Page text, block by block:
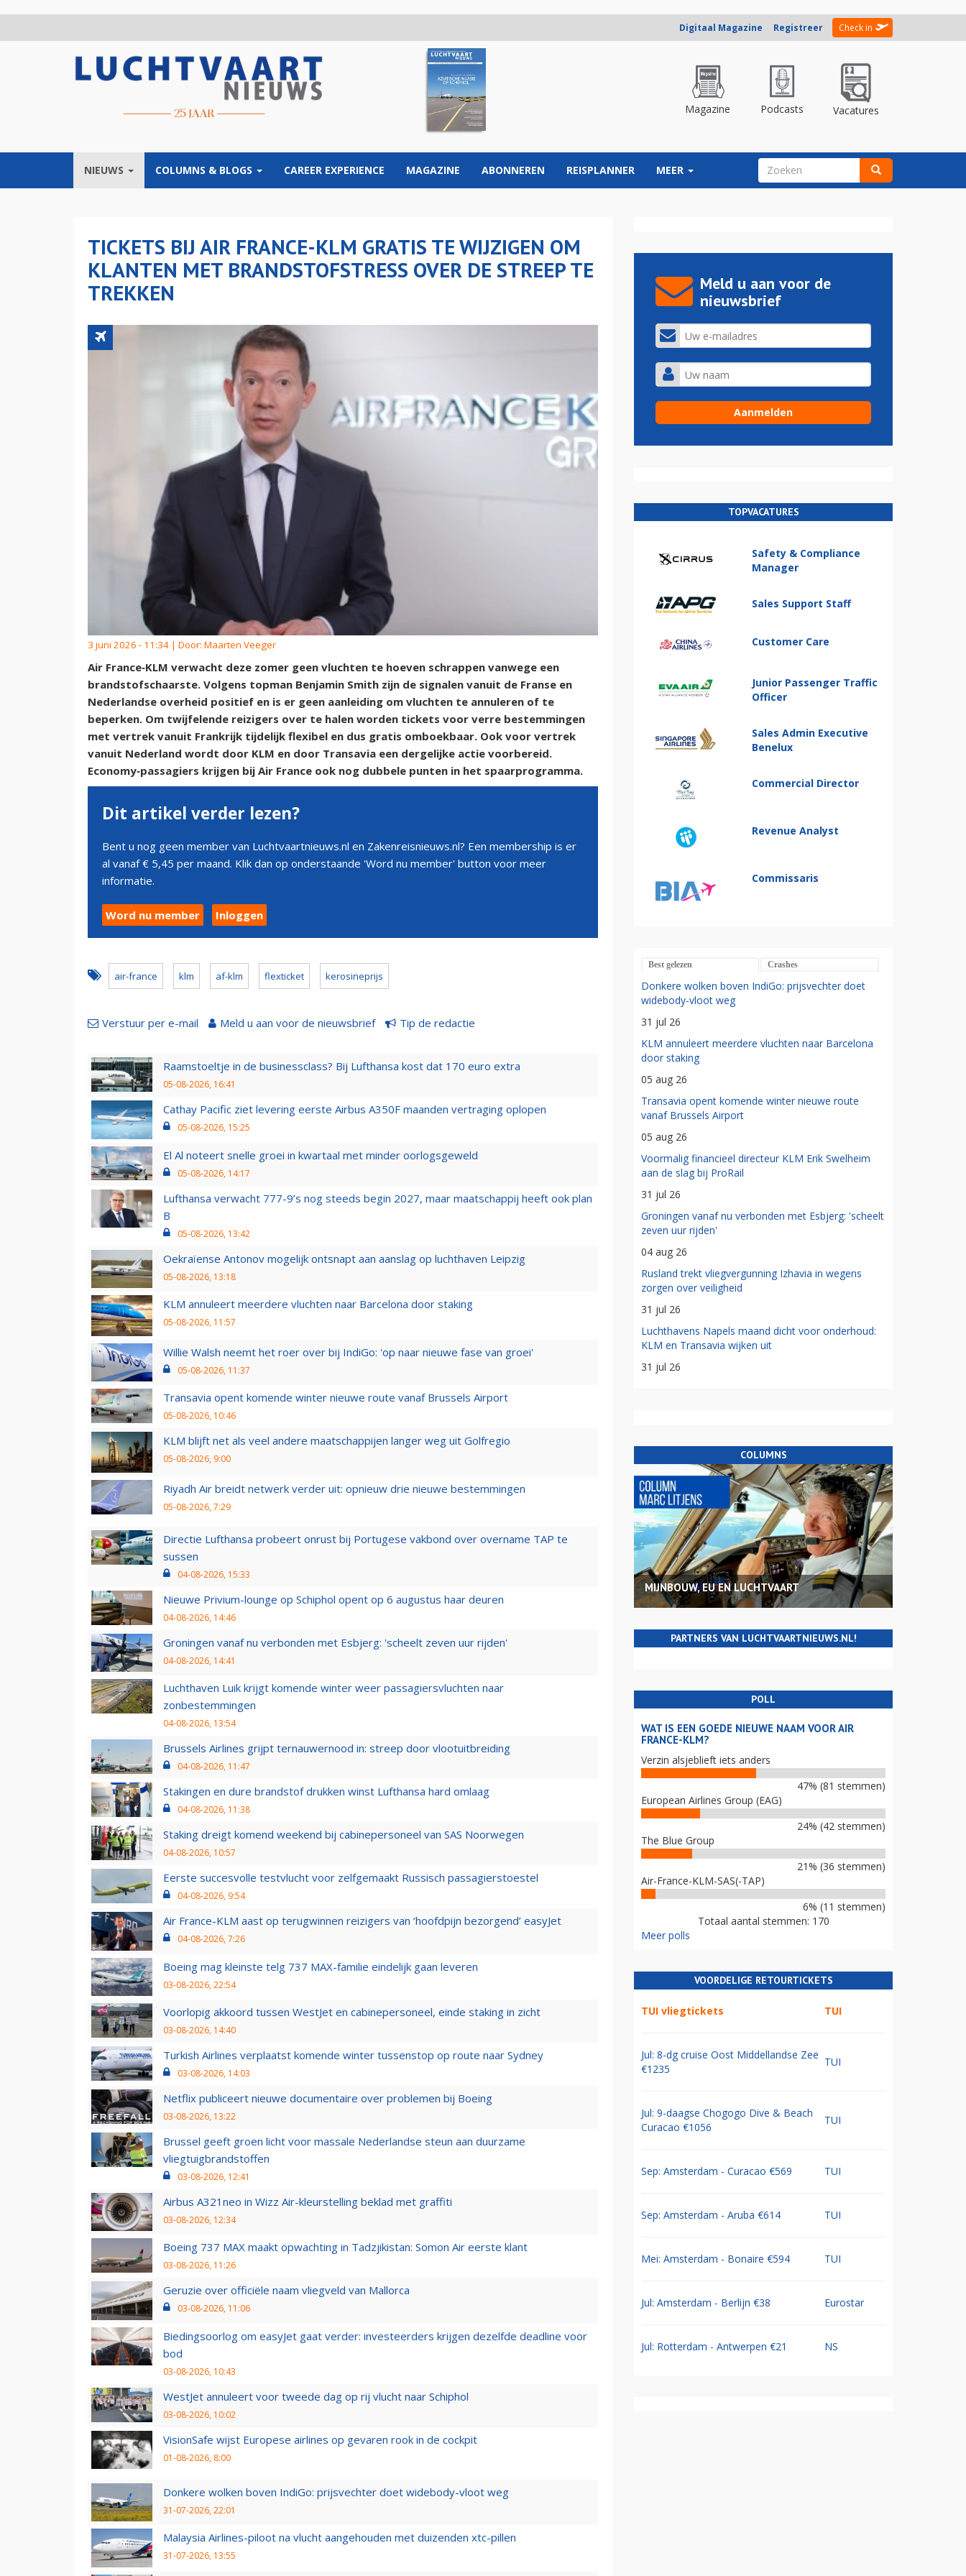
Digitaal Magazine Registreer Check in
Magazine Podcasts Vacatures
NIEUWS COLUMNS & BLOGS CAREER EXPERIENCE MAGAZINE ABONNEREN REISPLANNER MEER ZOEKVELD
TICKETS BIJ AIR FRANCE-KLM GRATIS TE WIJZIGEN OM
KLANTEN MET BRANDSTOFSTRESS OVER DE STREEP TE
TREKKEN
3 juni 2026 - 11:34 | Door: Maarten Veeger
Air France‑KLM verwacht deze zomer geen vluchten te hoeven schrappen vanwege een
brandstofschaarste. Volgens topman Benjamin Smith zijn de signalen vanuit de Franse en
Nederlandse overheid positief en is er geen aanleiding om vluchten te annuleren of te
beperken. Om twijfelende reizigers over te halen worden tickets voor verre bestemmingen
met vertrek vanuit Frankrijk tijdelijk flexibel en dus gratis omboekbaar. Ook voor vertrek
vanuit Nederland wordt door KLM en door Transavia een dergelijke actie voorbereid.
Economy‑passagiers krijgen bij Air France ook nog dubbele punten in het spaarprogramma.
Dit artikel verder lezen?
Bent u nog geen member van Luchtvaartnieuws.nl en Zakenreisnieuws.nl? Een membership is er
al vanaf € 5,45 per maand. Klik dan op onderstaande 'Word nu member' button voor meer
informatie.
Word nu member Inloggen
air-france klm af-klm flexticket kerosineprijs
Verstuur per e-mail Meld u aan voor de nieuwsbrief Tip de redactie
Raamstoeltje in de businessclass? Bij Lufthansa kost dat 170 euro extra
05-08-2026, 16:41
Cathay Pacific ziet levering eerste Airbus A350F maanden vertraging oplopen
05-08-2026, 15:25
El Al noteert snelle groei in kwartaal met minder oorlogsgeweld
05-08-2026, 14:17
Lufthansa verwacht 777-9’s nog steeds begin 2027, maar maatschappij heeft ook plan
B
05-08-2026, 13:42
Oekraïense Antonov mogelijk ontsnapt aan aanslag op luchthaven Leipzig
05-08-2026, 13:18
KLM annuleert meerdere vluchten naar Barcelona door staking
05-08-2026, 11:57
Willie Walsh neemt het roer over bij IndiGo: 'op naar nieuwe fase van groei'
05-08-2026, 11:37
Transavia opent komende winter nieuwe route vanaf Brussels Airport
05-08-2026, 10:46
KLM blijft net als veel andere maatschappijen langer weg uit Golfregio
05-08-2026, 9:00
Riyadh Air breidt netwerk verder uit: opnieuw drie nieuwe bestemmingen
05-08-2026, 7:29
Directie Lufthansa probeert onrust bij Portugese vakbond over overname TAP te
sussen
04-08-2026, 15:33
Nieuwe Privium-lounge op Schiphol opent op 6 augustus haar deuren
04-08-2026, 14:46
Groningen vanaf nu verbonden met Esbjerg: 'scheelt zeven uur rijden'
04-08-2026, 14:41
Luchthaven Luik krijgt komende winter weer passagiersvluchten naar
zonbestemmingen
04-08-2026, 13:54
Brussels Airlines grijpt ternauwernood in: streep door vlootuitbreiding
04-08-2026, 11:47
Stakingen en dure brandstof drukken winst Lufthansa hard omlaag
04-08-2026, 11:38
Staking dreigt komend weekend bij cabinepersoneel van SAS Noorwegen
04-08-2026, 10:57
Eerste succesvolle testvlucht voor zelfgemaakt Russisch passagierstoestel
04-08-2026, 9:54
Air France-KLM aast op terugwinnen reizigers van ‘hoofdpijn bezorgend’ easyJet
04-08-2026, 7:26
Boeing mag kleinste telg 737 MAX-familie eindelijk gaan leveren
03-08-2026, 22:54
Voorlopig akkoord tussen WestJet en cabinepersoneel, einde staking in zicht
03-08-2026, 14:40
Turkish Airlines verplaatst komende winter tussenstop op route naar Sydney
03-08-2026, 14:03
Netflix publiceert nieuwe documentaire over problemen bij Boeing
03-08-2026, 13:22
Brussel geeft groen licht voor massale Nederlandse steun aan duurzame
vliegtuigbrandstoffen
03-08-2026, 12:41
Airbus A321neo in Wizz Air-kleurstelling beklad met graffiti
03-08-2026, 12:34
Boeing 737 MAX maakt opwachting in Tadzjikistan: Somon Air eerste klant
03-08-2026, 11:26
Geruzie over officiële naam vliegveld van Mallorca
03-08-2026, 11:06
Biedingsoorlog om easyJet gaat verder: investeerders krijgen dezelfde deadline voor
bod
03-08-2026, 10:43
WestJet annuleert voor tweede dag op rij vlucht naar Schiphol
03-08-2026, 10:02
VisionSafe wijst Europese airlines op gevaren rook in de cockpit
01-08-2026, 8:00
Donkere wolken boven IndiGo: prijsvechter doet widebody-vloot weg
31-07-2026, 22:01
Malaysia Airlines-piloot na vlucht aangehouden met duizenden xtc-pillen
31-07-2026, 13:55
Meld u aan voor de
nieuwsbrief
TOPVACATURES
Safety & Compliance
Manager
Sales Support Staff
Customer Care
Junior Passenger Traffic
Officer
Sales Admin Executive
Benelux
Commercial Director
Revenue Analyst
Commissaris
Best gelezen Crashes
Donkere wolken boven IndiGo: prijsvechter doet
widebody-vloot weg
31 jul 26
KLM annuleert meerdere vluchten naar Barcelona
door staking
05 aug 26
Transavia opent komende winter nieuwe route
vanaf Brussels Airport
05 aug 26
Voormalig financieel directeur KLM Erik Swelheim
aan de slag bij ProRail
31 jul 26
Groningen vanaf nu verbonden met Esbjerg: 'scheelt
zeven uur rijden'
04 aug 26
Rusland trekt vliegvergunning Izhavia in wegens
zorgen over veiligheid
31 jul 26
Luchthavens Napels maand dicht voor onderhoud:
KLM en Transavia wijken uit
31 jul 26
COLUMNS
MIJNBOUW, EU EN LUCHTVAART
PARTNERS VAN LUCHTVAARTNIEUWS.NL!
POLL
WAT IS EEN GOEDE NIEUWE NAAM VOOR AIR
FRANCE-KLM?
Verzin alsjeblieft iets anders
47% (81 stemmen)
European Airlines Group (EAG)
24% (42 stemmen)
The Blue Group
21% (36 stemmen)
Air-France-KLM-SAS(-TAP)
6% (11 stemmen)
Totaal aantal stemmen: 170
Meer polls
VOORDELIGE RETOURTICKETS
TUI vliegtickets TUI
Jul: 8-dg cruise Oost Middellandse Zee
€1235
TUI
Jul: 9-daagse Chogogo Dive & Beach
Curacao €1056
TUI
Sep: Amsterdam - Curacao €569 TUI
Sep: Amsterdam - Aruba €614 TUI
Mei: Amsterdam - Bonaire €594 TUI
Jul: Amsterdam - Berlijn €38 Eurostar
Jul: Rotterdam - Antwerpen €21 NS